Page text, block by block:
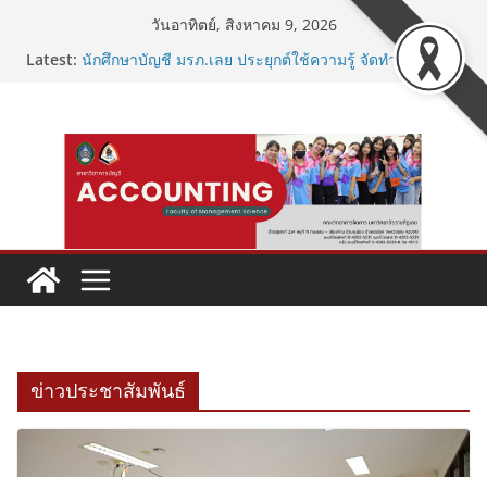
วันอาทิตย์, สิงหาคม 9, 2026
Latest: นักศึกษาบัญชี มรภ.เลย ประยุกต์ใช้ความรู้ จัดทำบัญชี
เชื่อมโยงเครือข่ายวิชาการ บัญชี
ปฐมนิเทศฝึกประสบการณ์วิชาชีพให้นักศึกษาสาขาบัญชี
ข่าวประชาสัมพันธ์